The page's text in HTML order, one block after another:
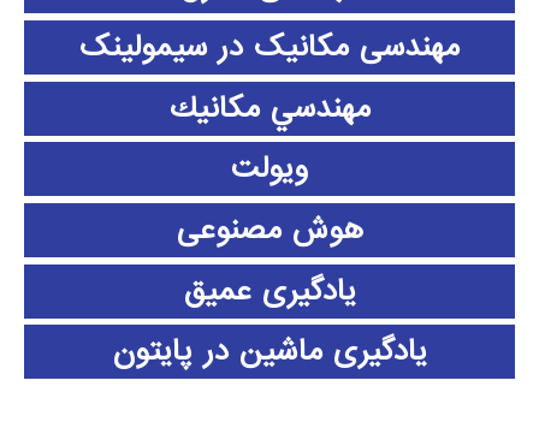
مهندسی مکانیک در سیمولینک
مهندسي مكانيك
ویولت
هوش مصنوعی
یادگیری عمیق
یادگیری ماشین در پایتون